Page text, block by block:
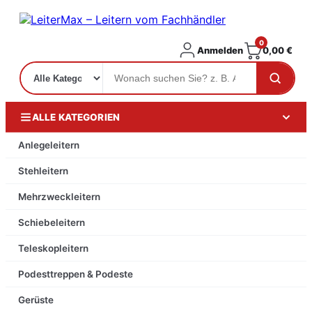
Anmelden
0
0,00€
ALLE KATEGORIEN
Anlegeleitern
Stehleitern
Mehrzweckleitern
Schiebeleitern
Teleskopleitern
Podesttreppen & Podeste
Gerüste